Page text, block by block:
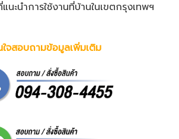
นะนำการใช้งานที่บ้านในเขตกรุงเทพฯ
ใจสอบถามข้อมูลเพิ่มเติม